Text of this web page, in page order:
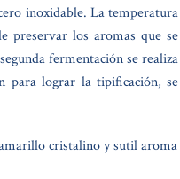
inoxidable. La temperatura
preservar los aromas que se
fermentación se realiza
para lograr la tipificación, se
cristalino y sutil aroma